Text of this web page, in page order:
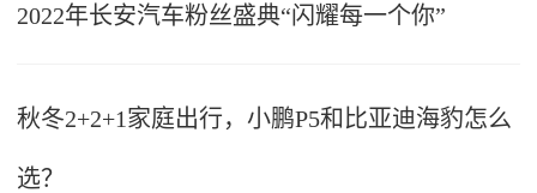
2022年长安汽车粉丝盛典“闪耀每一个你”
秋冬2+2+1家庭出行，小鹏P5和比亚迪海豹怎么
选？